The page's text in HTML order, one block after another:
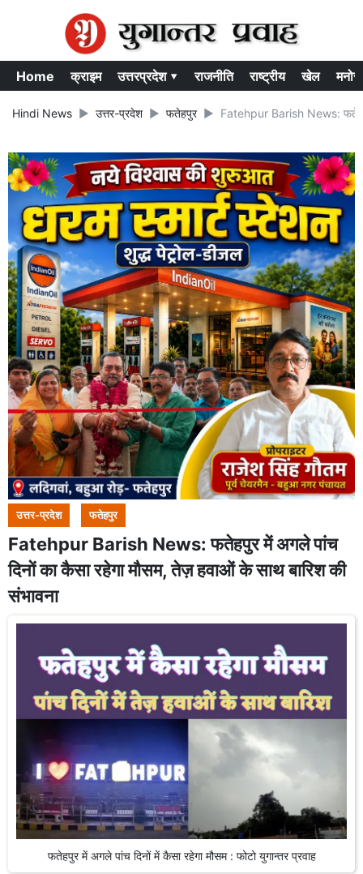
Home क्राइम उत्तरप्रदेश ▾ राजनीति राष्ट्रीय खेल
Hindi News उत्तर-प्रदेश फतेहपुर Fatehpur Barish News:
उत्तर-प्रदेश फतेहपुर
Fatehpur Barish News: फतेहपुर में अगले पांच
दिनों का कैसा रहेगा मौसम, तेज़ हवाओं के साथ बारिश की
संभावना
फतेहपुर में अगले पांच दिनों में कैसा रहेगा मौसम : फोटो युगान्तर प्रवाह